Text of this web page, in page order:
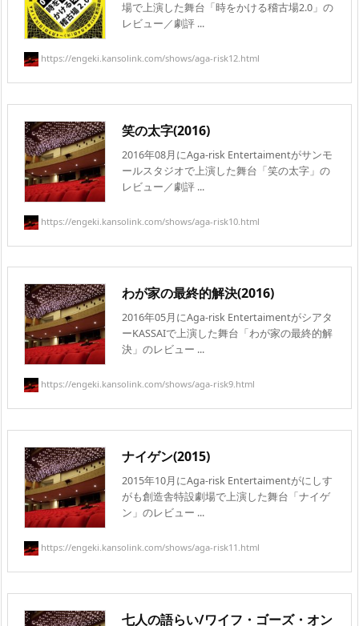
場で上演した舞台「時をかける稽古場2.0」の
レビュー／劇評 ...
https://engeki.kansolink.com/shows/aga-risk12.html
笑の太字(2016)
2016年08月にAga-risk Entertaimentがサンモ
ールスタジオで上演した舞台「笑の太字」の
レビュー／劇評 ...
https://engeki.kansolink.com/shows/aga-risk10.html
わが家の最終的解決(2016)
2016年05月にAga-risk Entertaimentがシアタ
ーKASSAIで上演した舞台「わが家の最終的解
決」のレビュー ...
https://engeki.kansolink.com/shows/aga-risk9.html
ナイゲン(2015)
2015年10月にAga-risk Entertaimentがにしす
がも創造舎特設劇場で上演した舞台「ナイゲ
ン」のレビュー ...
https://engeki.kansolink.com/shows/aga-risk11.html
七人の語らい/ワイフ・ゴーズ・オン